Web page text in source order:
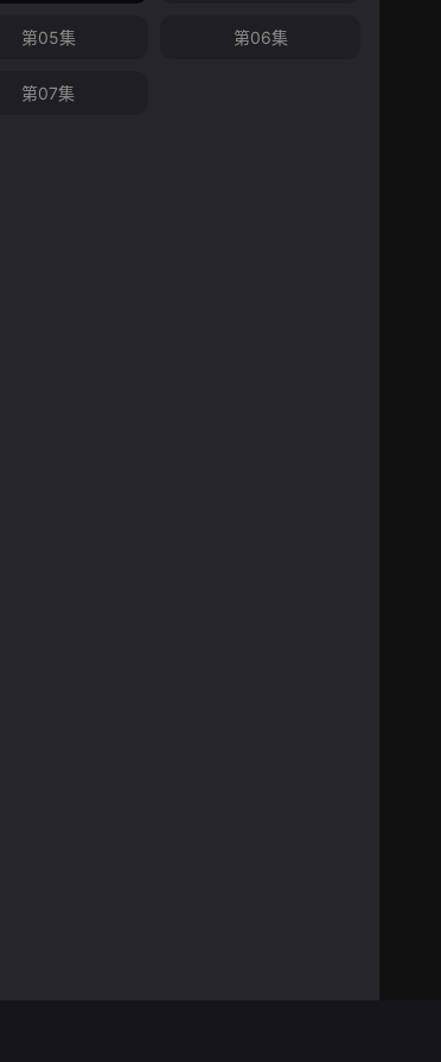
第05集 第06集
第07集